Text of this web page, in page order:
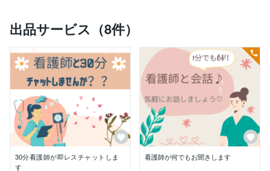
☘️医療従事者として、働き方に悩んでいる
☘️親子関係に悩んでいる（毒親など）
☘️不妊の悩み
＊30代看護師。
＊仕事はしっかり、プライベートはゆったり。
＊見た目、髪型はプロフ画像通り、セミロングのゆるふ
わパーマです。
＊声はボイスサンプル参照。
＊片親、毒親育ち。
＊HSP気質ですが、色んな経験を経て少しずつ前向き思
考に。たまに落ち込んでも、『仕方ない』と思えるよう
出品サービス（8件）
30分看護師が即レスチャットしま
す
看護師が何でもお聞きします